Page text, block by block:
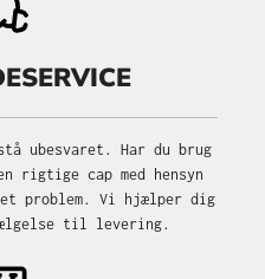
ubesvaret. Har du brug
cap med hensyn
problem. Vi hjælper dig
til levering.